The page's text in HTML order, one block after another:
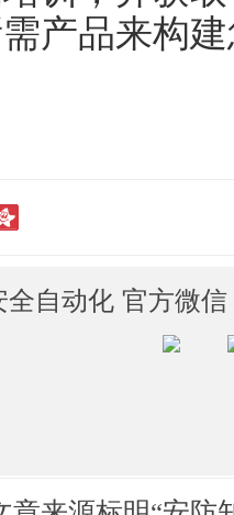
产品来构
全自动化 官方微